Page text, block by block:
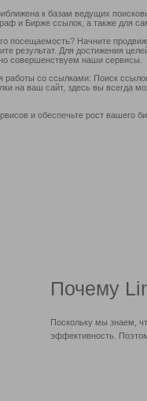
к базам ведущих
и Бирже ссылок, а также для
посещаемость? Начните
результат. Для достижения
совершенствуем наши сервисы.
со ссылками: Поиск
на ваш сайт, здесь вы всегда
и обеспечьте рост вашего
Почему
Поскольку мы знаем,
эффективность.